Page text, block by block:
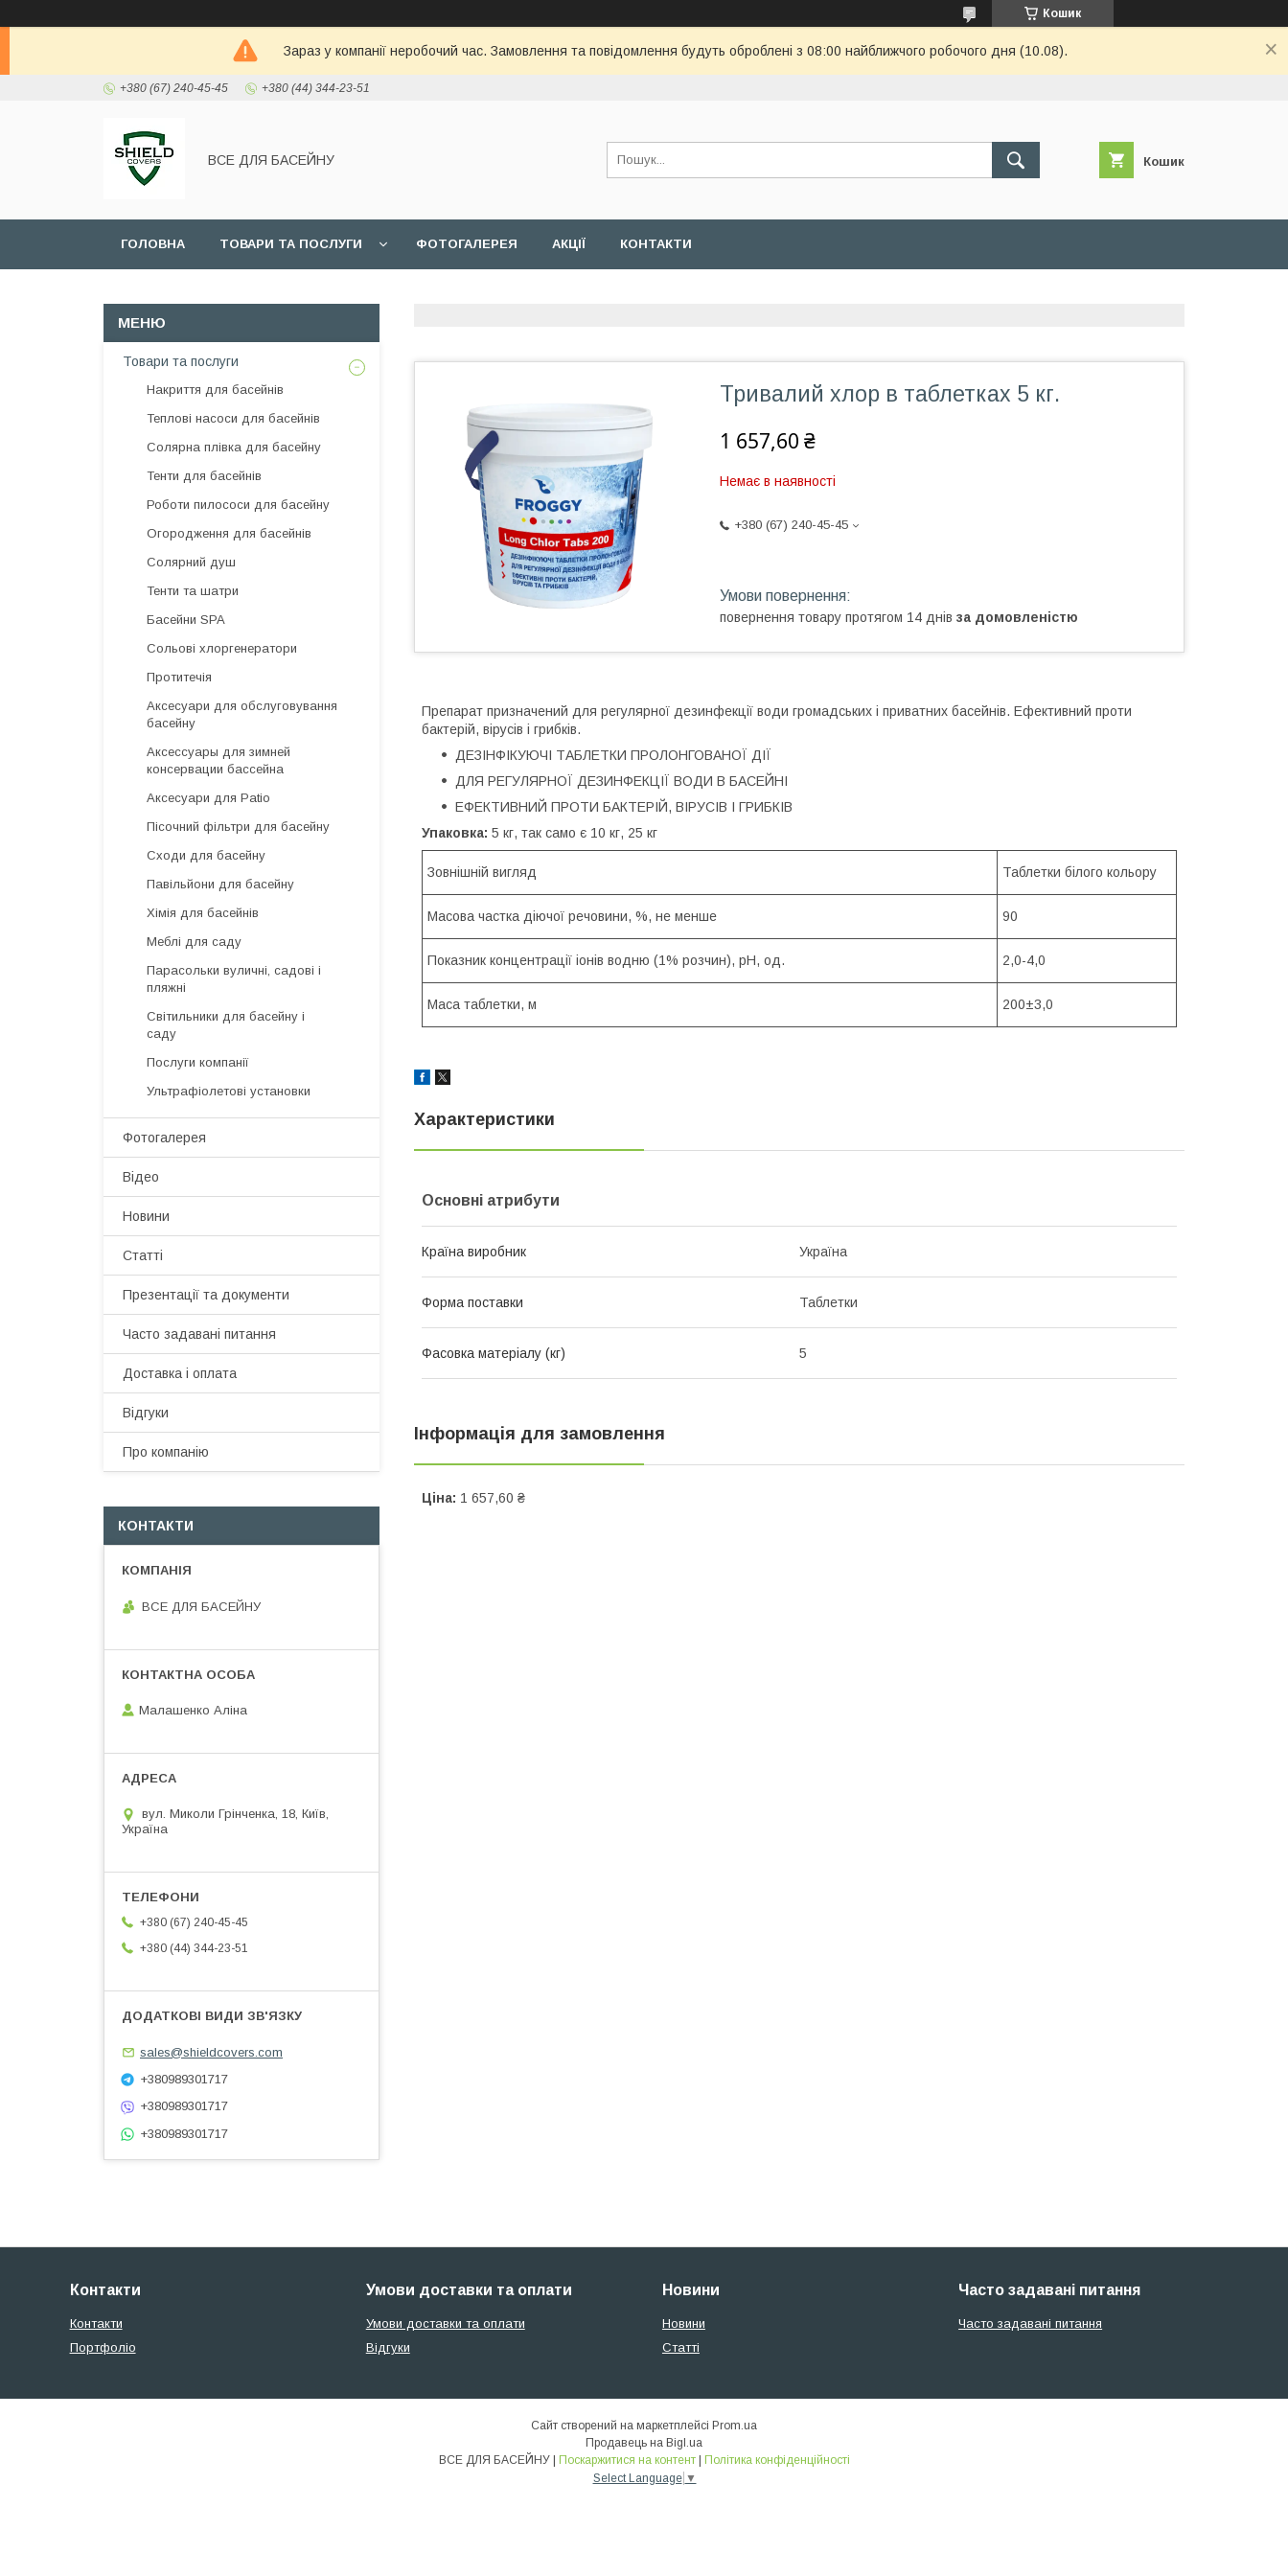
Кошик
Зараз у компанії неробочий час. Замовлення та повідомлення будуть оброблені з 08:00 найближчого робочого дня (10.08).
+380 (67) 240-45-45 +380 (44) 344-23-51
ВСЕ ДЛЯ БАСЕЙНУ Кошик
ГОЛОВНА ТОВАРИ ТА ПОСЛУГИ ФОТОГАЛЕРЕЯ АКЦІЇ КОНТАКТИ
Тривалий хлор в таблетках 5 кг.
1 657,60 ₴
Немає в наявності
+380 (67) 240-45-45
повернення товару протягом 14 днів за домовленістю
Препарат призначений для регулярної дезинфекції води громадських і приватних басейнів. Ефективний проти
бактерій, вірусів і грибків.
ДЕЗІНФІКУЮЧІ ТАБЛЕТКИ ПРОЛОНГОВАНОЇ ДІЇ
ДЛЯ РЕГУЛЯРНОЇ ДЕЗИНФЕКЦІЇ ВОДИ В БАСЕЙНІ
ЕФЕКТИВНИЙ ПРОТИ БАКТЕРІЙ, ВІРУСІВ І ГРИБКІВ
Упаковка: 5 кг, так само є 10 кг, 25 кг
Зовнішній вигляд Таблетки білого кольору
Масова частка діючої речовини, %, не менше 90
Показник концентрації іонів водню (1% розчин), рН, од. 2,0-4,0
Маса таблетки, м 200±3,0
Характеристики
Основні атрибути
Країна виробник Україна
Форма поставки Таблетки
Фасовка матеріалу (кг) 5
Інформація для замовлення
Ціна: 1 657,60 ₴
Товари та послуги
Накриття для басейнів
Теплові насоси для басейнів
Солярна плівка для басейну
Тенти для басейнів
Роботи пилососи для басейну
Огородження для басейнів
Солярний душ
Тенти та шатри
Басейни SPA
Сольові хлоргенератори
Протитечія
Аксесуари для обслуговування
басейну
Аксессуары для зимней
консервации бассейна
Аксесуари для Patio
Пісочний фільтри для басейну
Сходи для басейну
Павільйони для басейну
Хімія для басейнів
Меблі для саду
Парасольки вуличні, садові і
пляжні
Світильники для басейну і
саду
Послуги компанії
Ультрафіолетові установки
Фотогалерея
Відео
Новини
Статті
Презентації та документи
Часто задавані питання
Доставка і оплата
Відгуки
Про компанію
КОНТАКТИ
ВСЕ ДЛЯ БАСЕЙНУ
Малашенко Аліна
вул. Миколи Грінченка, 18, Київ,
Україна
+380 (67) 240-45-45
+380 (44) 344-23-51
sales@shieldcovers.com
+380989301717
+380989301717
+380989301717
Контакти
Контакти
Портфоліо
Умови доставки та оплати
Умови доставки та оплати
Відгуки
Новини
Новини
Статті
Часто задавані питання
Часто задавані питання
Сайт створений на маркетплейсі Prom.ua
Продавець на Bigl.ua
Поскаржитися на контент
Політика конфіденційності
Select Language ▼